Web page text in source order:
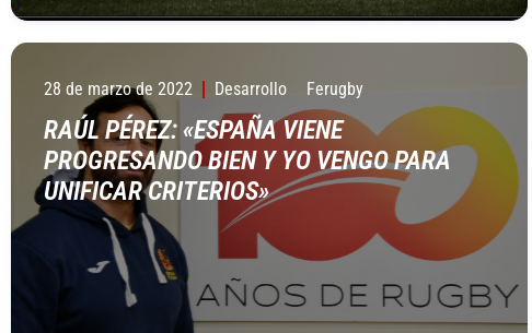
28 de marzo de 2022 Desarrollo Ferugby
RAÚL PÉREZ: «ESPAÑA VIENE
PROGRESANDO BIEN Y YO VENGO PARA
UNIFICAR CRITERIOS»